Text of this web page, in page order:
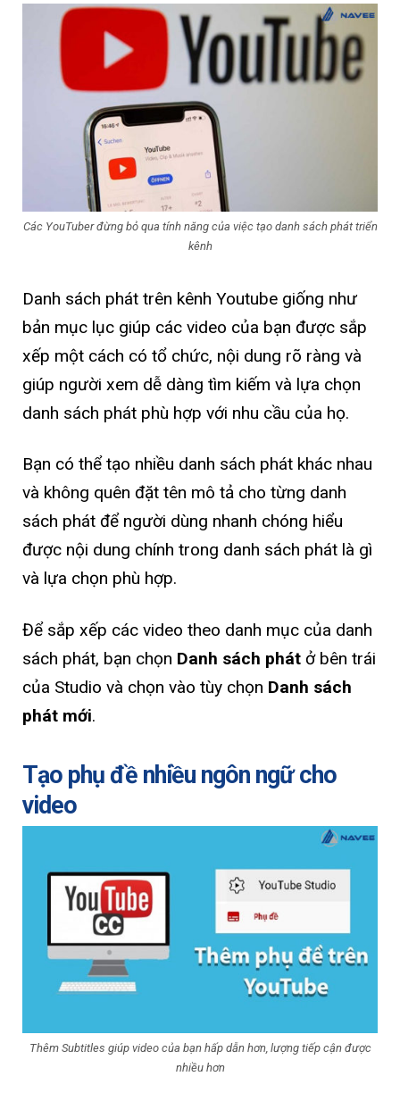
Các YouTuber đừng bỏ qua tính năng của việc tạo danh sách phát triển
kênh
Danh sách phát trên kênh Youtube giống như
bản mục lục giúp các video của bạn được sắp
xếp một cách có tổ chức, nội dung rõ ràng và
giúp người xem dễ dàng tìm kiếm và lựa chọn
danh sách phát phù hợp với nhu cầu của họ.
Bạn có thể tạo nhiều danh sách phát khác nhau
và không quên đặt tên mô tả cho từng danh
sách phát để người dùng nhanh chóng hiểu
được nội dung chính trong danh sách phát là gì
và lựa chọn phù hợp.
Để sắp xếp các video theo danh mục của danh
sách phát, bạn chọn Danh sách phát ở bên trái
của Studio và chọn vào tùy chọn Danh sách
phát mới.
Tạo phụ đề nhiều ngôn ngữ cho
video
Thêm Subtitles giúp video của bạn hấp dẫn hơn, lượng tiếp cận được
nhiều hơn